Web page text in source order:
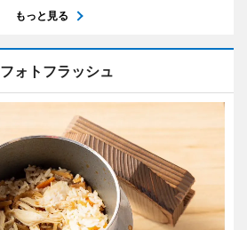
もっと見る
フォトフラッシュ